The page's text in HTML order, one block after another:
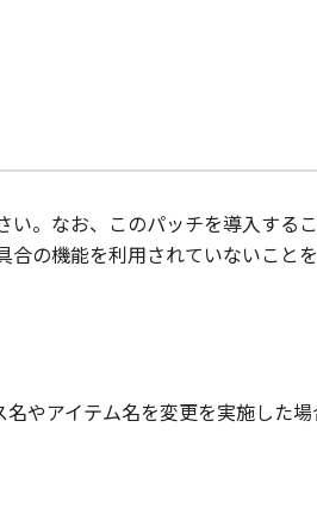
。なお、このパッチを導入する
の機能を利用されていないこと
やアイテム名を変更を実施した